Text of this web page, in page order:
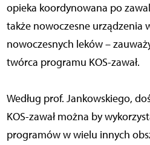
opieka koordynowana po
także nowoczesne urządzenia
nowoczesnych leków –
twórca programu KOS-zawał.
Według prof. Jankowskiego,
KOS-zawał można by
programów w wielu innych